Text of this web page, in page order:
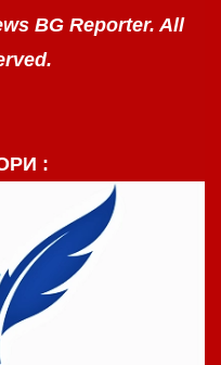
BG Reporter. All
: